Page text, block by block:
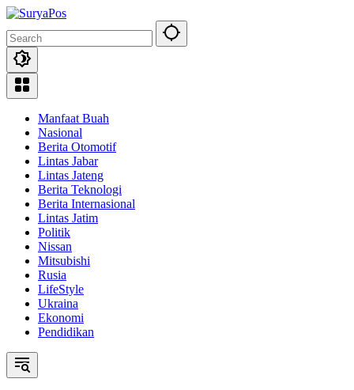
Skip
content
Manfaat Buah
Nasional
Berita Otomotif
Lintas Jabar
Lintas Jateng
Berita Teknologi
Berita Internasional
Lintas Jatim
Politik
Nissan
Mitsubishi
Rusia
LifeStyle
Ukraina
Ekonomi
Pendidikan